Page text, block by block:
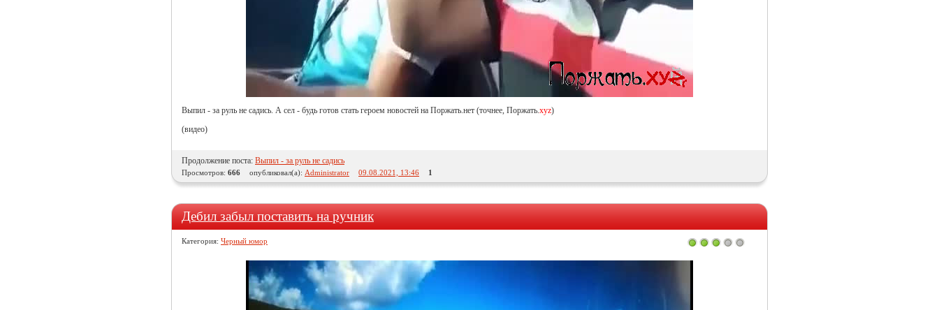
Выпил - за руль не садись. А сел - будь готов стать героем новостей на Поржать.нет (точнее, Поржать.xyz)
(видео)
Продолжение поста: Выпил - за руль не садись
Просмотров: 666 опубликовал(а): Administrator 09.08.2021, 13:46 1
Дебил забыл поставить на ручник
Категория: Черный юмор